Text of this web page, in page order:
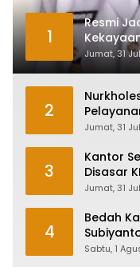
1
Resmi
Jumat, 31
2
Jumat, 31
3
Kantor
Disasar
Jumat, 31
4
Bedah
Sabtu, 1